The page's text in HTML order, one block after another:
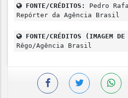
FONTE/CRÉDITOS:
Pedro
Repórter da Agência Brasil
FONTE/CRÉDITOS (IMAGEM
Rêgo/Agência Brasil